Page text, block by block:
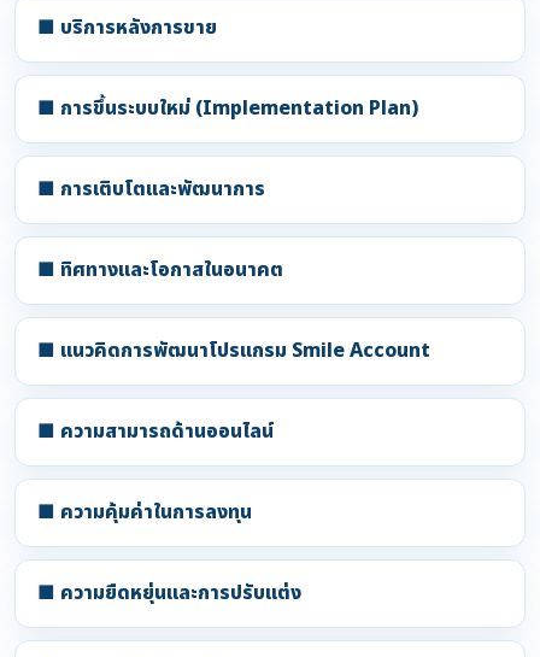
■ บริการหลังการขาย
■ การขึ้นระบบใหม่ (Implementation Plan)
■ การเติบโตและพัฒนาการ
■ ทิศทางและโอกาสในอนาคต
■ แนวคิดการพัฒนาโปรแกรม Smile Account
■ ความสามารถด้านออนไลน์
■ ความคุ้มค่าในการลงทุน
■ ความยืดหยุ่นและการปรับแต่ง